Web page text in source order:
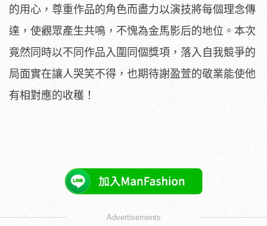
的用心，尊重作品的角色而盡力以演技將每個理念傳
達，使觀眾產生共鳴，不愧為金馬影后的地位。本次
竟然同時以不同作品入圍同個獎項，落入自我競爭的
局面實在讓人哭笑不得，也期待謝盈萱的敬業能使他
有相對應的收穫！
Advertisements